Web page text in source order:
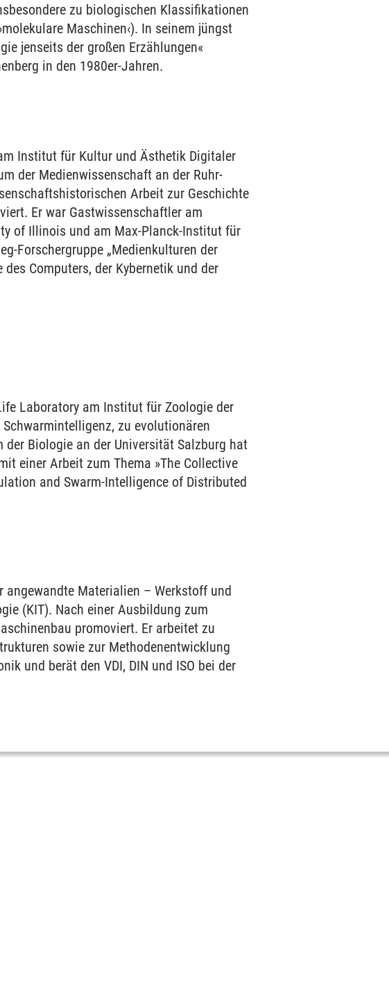
zu biologischen Klassifikationen
Maschinen‹). In seinem jüngst
jenseits der großen Erzählungen«
in den 1980er-Jahren.
Institut für Kultur und Ästhetik Digitaler
der Medienwissenschaft an der Ruhr-
Arbeit zur Geschichte
Er war Gastwissenschaftler am
of Illinois und am Max-Planck-Institut für
Forschergruppe „Medienkulturen der
Computers, der Kybernetik und der
Laboratory am Institut für Zoologie der
zu evolutionären
Biologie an der Universität Salzburg hat
einer Arbeit zum Thema »The Collective
and Swarm-Intelligence of Distributed
Materialien – Werkstoff und
(KIT). Nach einer Ausbildung zum
promoviert. Er arbeitet zu
sowie zur Methodenentwicklung
und berät den VDI, DIN und ISO bei der